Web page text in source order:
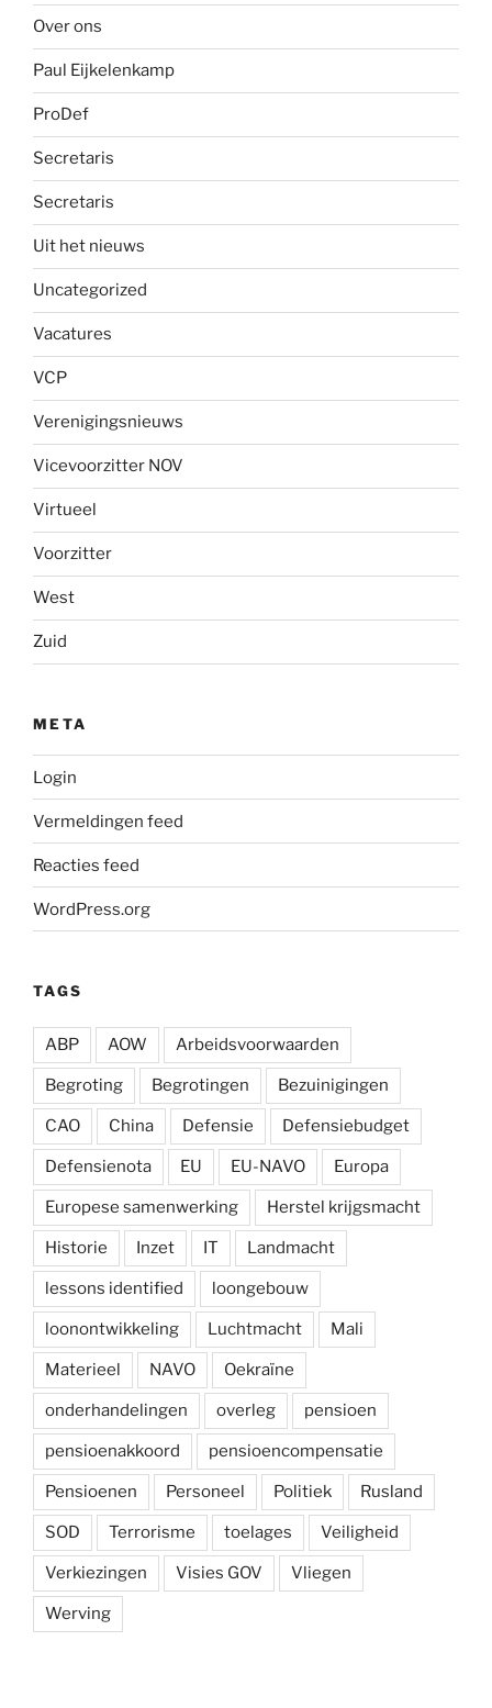
Over ons
Paul Eijkelenkamp
ProDef
Secretaris
Secretaris
Uit het nieuws
Uncategorized
Vacatures
VCP
Verenigingsnieuws
Vicevoorzitter NOV
Virtueel
Voorzitter
West
Zuid
META
Login
Vermeldingen feed
Reacties feed
WordPress.org
TAGS
ABP AOW Arbeidsvoorwaarden
Begroting Begrotingen Bezuinigingen
CAO China Defensie Defensiebudget
Defensienota EU EU-NAVO Europa
Europese samenwerking Herstel krijgsmacht
Historie Inzet IT Landmacht
lessons identified loongebouw
loonontwikkeling Luchtmacht Mali
Materieel NAVO Oekraïne
onderhandelingen overleg pensioen
pensioenakkoord pensioencompensatie
Pensioenen Personeel Politiek Rusland
SOD Terrorisme toelages Veiligheid
Verkiezingen Visies GOV Vliegen
Werving